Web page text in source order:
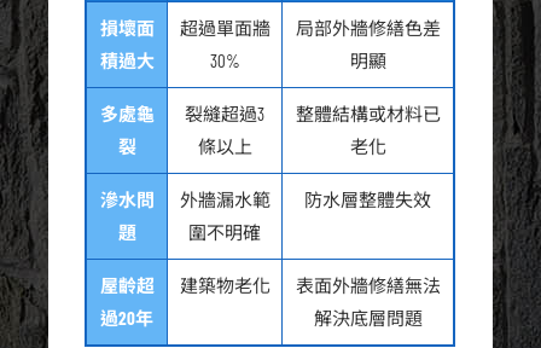
損壞面
積過大
超過單面牆
30%
局部外牆修繕色差
明顯
多處龜
裂
裂縫超過3
條以上
整體結構或材料已
老化
滲水問
題
外牆漏水範
圍不明確
防水層整體失效
屋齡超
過20年
建築物老化
表面外牆修繕無法
解決底層問題